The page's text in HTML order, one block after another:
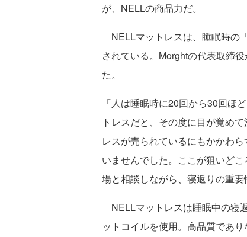
が、NELLの商品力だ。
NELLマットレスは、睡眠時の
されている。Morghtの代表取締
た。
「人は睡眠時に20回から30回ほ
トレスだと、その度に目が覚め
レスが売られているにもかかわ
いませんでした。ここが狙いど
場と相談しながら、寝返りの重要
NELLマットレスは睡眠中の寝
ットコイルを使用。高品質であ